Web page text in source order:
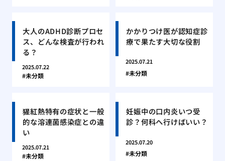
大人のADHD診断プロセ
ス、どんな検査が行われ
る？
2025.07.22
未分類
かかりつけ医が認知症診
療で果たす大切な役割
2025.07.21
未分類
猩紅熱特有の症状と一般
的な溶連菌感染症との違
い
2025.07.21
未分類
妊娠中の口内炎いつ受
診？何科へ行けばいい？
2025.07.20
未分類